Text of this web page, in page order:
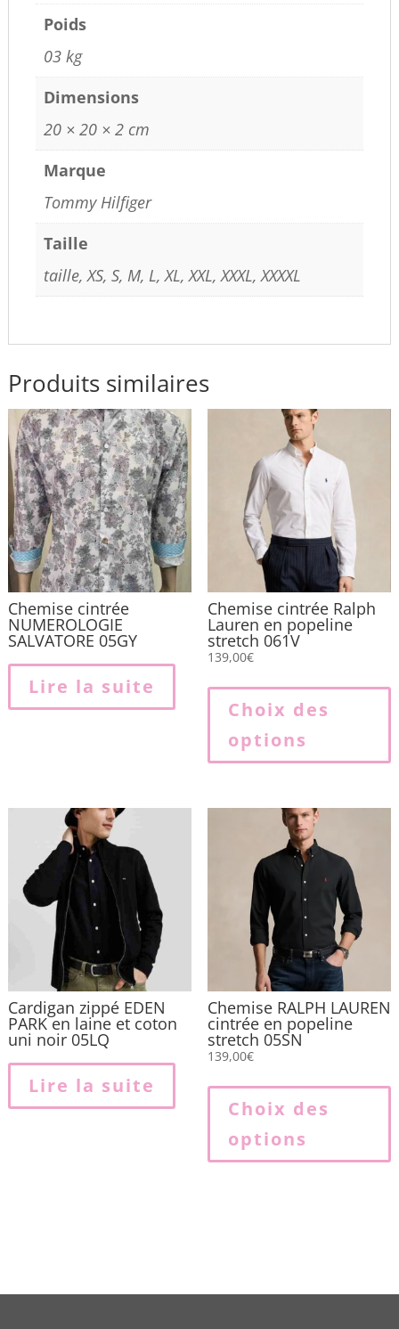
Poids
03 kg
Dimensions
20 × 20 × 2 cm
Marque
Tommy Hilfiger
Taille
taille, XS, S, M, L, XL, XXL, XXXL, XXXXL
Produits similaires
Chemise cintrée
NUMEROLOGIE
SALVATORE 05GY
Lire la suite
Chemise cintrée Ralph
Lauren en popeline
stretch 061V
139,00€
Choix des
options
Cardigan zippé EDEN
PARK en laine et coton
uni noir 05LQ
Lire la suite
Chemise RALPH LAUREN
cintrée en popeline
stretch 05SN
139,00€
Choix des
options